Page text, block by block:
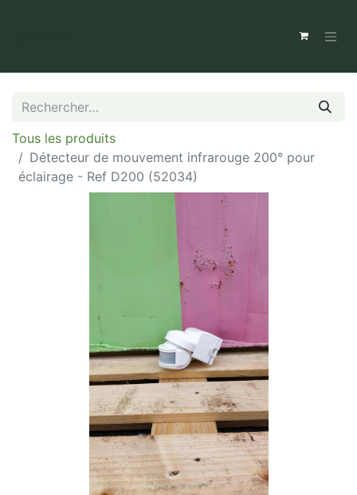
Tous les produits
Détecteur de mouvement infrarouge 200° pour
éclairage - Ref D200 (52034)